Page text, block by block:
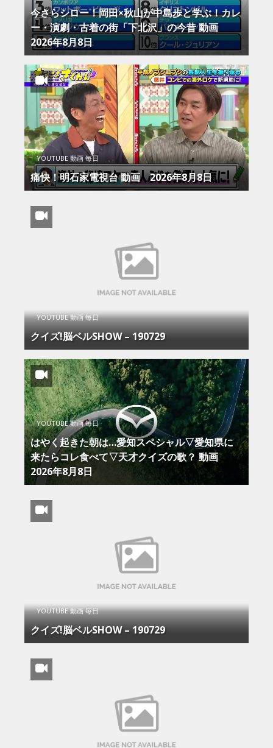
今さらシロー！岡田×秋山が中島歩と学ぶ！カレ
ー・演劇・古着の街「下北沢」の今昔 動画
2026年8月8日
YOUTUBE 動画 毎日
痛快！明石家電視台 動画 2026年8月8日
YOUTUBE 動画 毎日
クイズ!脳ベルSHOW – 190729
YOUTUBE 動画 毎日
はやく起きた朝は…愛知スペシャル▽愛知県に
来たらコレ食べて▽天才クイズの歌？ 動画
2026年8月8日
YOUTUBE 動画 毎日
クイズ!脳ベルSHOW – 190729